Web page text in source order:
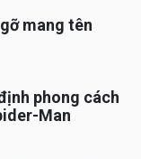
mang tên
phong cách
Man